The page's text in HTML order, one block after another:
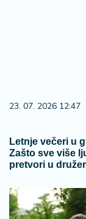
23. 07. 2026 12:47
Letnje večeri u
Zašto sve više
pretvori u